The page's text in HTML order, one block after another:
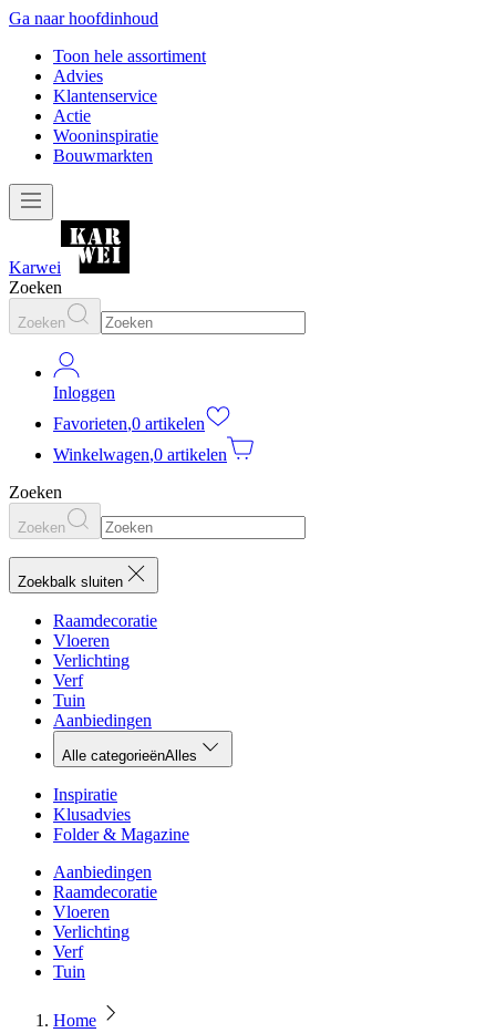
Ga naar hoofdinhoud
Toon hele assortiment
Advies
Klantenservice
Actie
Wooninspiratie
Bouwmarkten
Karwei
Zoeken
Zoeken
Inloggen
Favorieten,0 artikelen
Winkelwagen,0 artikelen
Zoeken
Zoeken
Zoekbalk sluiten
Raamdecoratie
Vloeren
Verlichting
Verf
Tuin
Aanbiedingen
Alle categorieënAlles
Inspiratie
Klusadvies
Folder & Magazine
Aanbiedingen
Raamdecoratie
Vloeren
Verlichting
Verf
Tuin
Home